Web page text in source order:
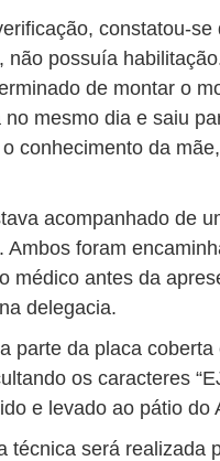
constatou-se
não possuía
de montar o
no mesmo dia e saiu
o conhecimento da
acompanhado de
Ambos foram
médico antes da
delegacia.
parte da placa coberta
os caracteres
e levado ao pátio do
técnica será realizada